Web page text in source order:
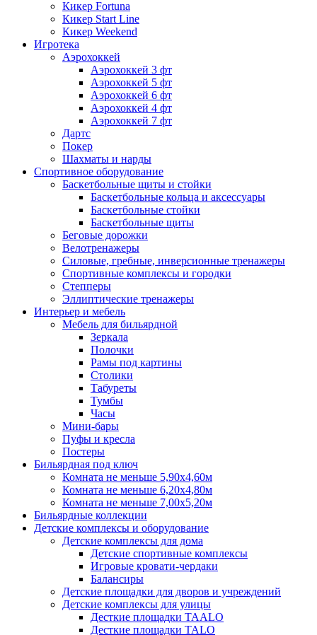
Кикер Fortuna
Кикер Start Line
Кикер Weekend
Игротека
Аэрохоккей
Аэрохоккей 3 фт
Аэрохоккей 5 фт
Аэрохоккей 6 фт
Аэрохоккей 4 фт
Аэрохоккей 7 фт
Дартс
Покер
Шахматы и нарды
Спортивное оборудование
Баскетбольные щиты и стойки
Баскетбольные кольца и аксессуары
Баскетбольные стойки
Баскетбольные щиты
Беговые дорожки
Велотренажеры
Силовые, гребные, инверсионные тренажеры
Спортивные комплексы и городки
Степперы
Эллиптические тренажеры
Интерьер и мебель
Мебель для бильярдной
Зеркала
Полочки
Рамы под картины
Столики
Табуреты
Тумбы
Часы
Мини-бары
Пуфы и кресла
Постеры
Бильярдная под ключ
Комната не меньше 5,90х4,60м
Комната не меньше 6,20х4,80м
Комната не меньше 7,00х5,20м
Бильярдные коллекции
Детские комплексы и оборудование
Детские комплексы для дома
Детские спортивные комплексы
Игровые кровати-чердаки
Балансиры
Детские площадки для дворов и учреждений
Детские комплексы для улицы
Десткие площадки TAALO
Десткие площадки TALO